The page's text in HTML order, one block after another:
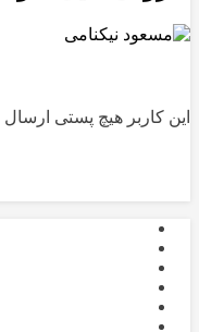
این کاربر هیچ پستی